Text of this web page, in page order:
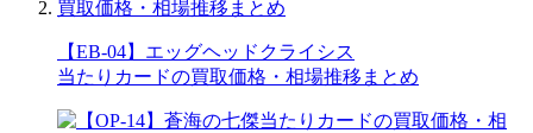
【EB-04】エッグヘッドクライシス
当たりカードの買取価格・相場推移まとめ